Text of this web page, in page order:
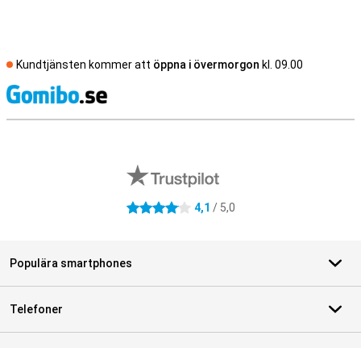
Kundtjänsten kommer att öppna i övermorgon kl. 09.00
4.1 stjärnor 4,1 / 5,0
Populära smartphones
Telefoner